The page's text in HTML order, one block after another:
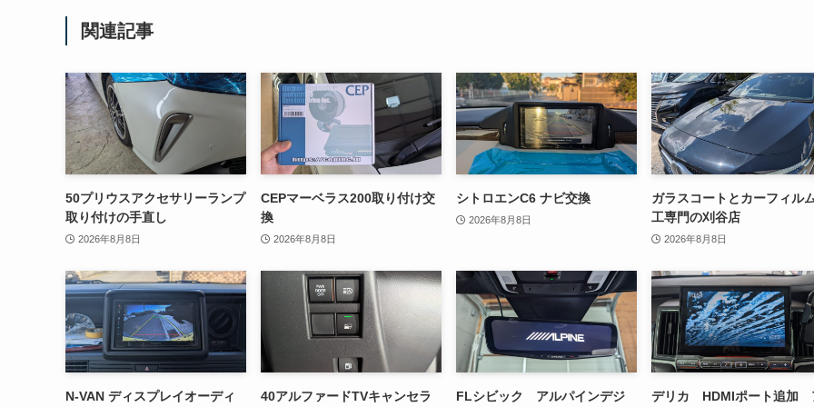
関連記事
50プリウスアクセサリーランプ
取り付けの手直し
2026年8月8日
CEPマーベラス200取り付け交
換
2026年8月8日
シトロエンC6 ナビ交換
2026年8月8日
ガラスコートとカーフィル
工専門の刈谷店
2026年8月8日
N-VAN ディスプレイオーディ 40アルファードTVキャンセラ FLシビック アルパインデジ デリカ HDMIポート追加